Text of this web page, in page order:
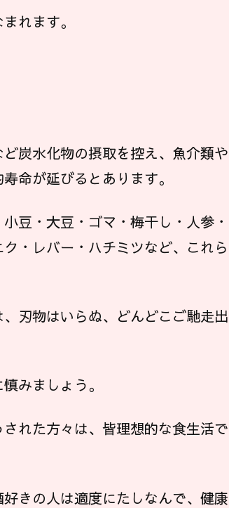
れます。
炭水化物の摂取を控え、魚介類や
命が延びるとあります。
豆・大豆・ゴマ・梅干し・人参・
・レバー・ハチミツなど、これら
刃物はいらぬ、どんどこご馳走出
みましょう。
れた方々は、皆理想的な食生活で
きの人は適度にたしなんで、健康